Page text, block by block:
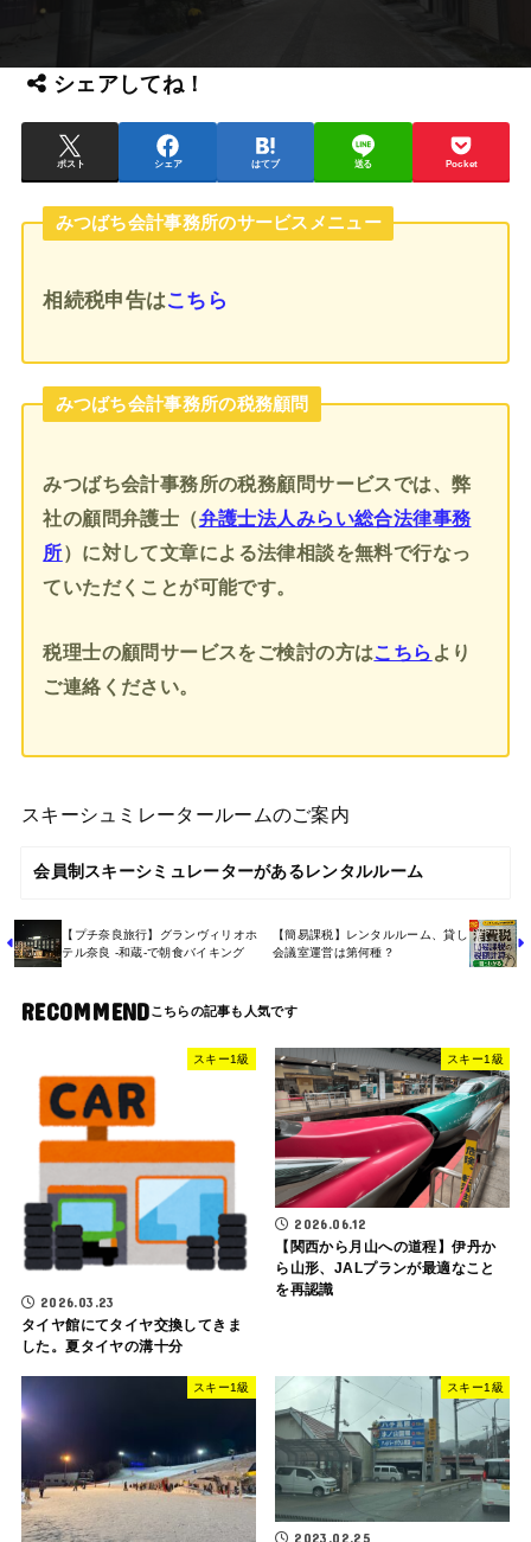
シェアしてね！
ポスト シェア はてブ 送る Pocket
みつばち会計事務所のサービスメニュー
相続税申告はこちら
みつばち会計事務所の税務顧問
みつばち会計事務所の税務顧問サービスでは、弊
社の顧問弁護士（弁護士法人みらい総合法律事務
所）に対して文章による法律相談を無料で行なっ
ていただくことが可能です。
税理士の顧問サービスをご検討の方はこちら より
ご連絡ください。
スキーシュミレータールームのご案内
会員制スキーシミュレーターがあるレンタルルーム
【プチ奈良旅行】グランヴィリオホ
テル奈良 -和蔵-で朝食バイキング
【簡易課税】レンタルルーム、貸し
会議室運営は第何種？
RECOMMEND
スキー1級
2026.03.23
タイヤ館にてタイヤ交換してきま
した。夏タイヤの溝十分
スキー1級
2026.06.12
【関西から月山への道程】伊丹か
ら山形、JALプランが最適なこと
を再認識
スキー1級 スキー1級
2023.02.25